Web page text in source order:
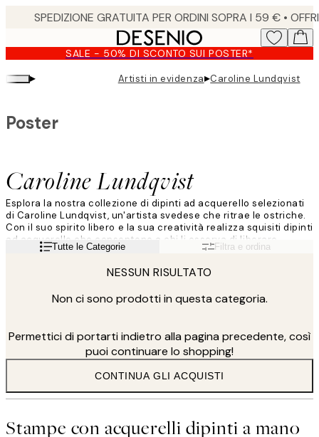
content.
SALE - 50% DI SCONTO SUI POSTER*
▸ Artisti in evidenza▸Caroline Lundqvist
Caroline Lundqvist
Poster
Esplora la nostra collezione di dipinti ad acquerello selezionati
di Caroline Lundqvist, un'artista svedese che ritrae le ostriche.
Con il suo spirito libero e la sua creatività realizza squisiti dipinti
ad acquerello che consentono a chi li osserva di liberare
l’immaginazione per un’interpretazione personale. Il suo gusto
Leggi di piùTutte le Categorie Filtra e ordina
NESSUN RISULTATO
Non ci sono prodotti in questa categoria.
Permettici di portarti indietro alla pagina precedente, così
puoi continuare lo shopping!
CONTINUA GLI ACQUISTI
Stampe con acquerelli dipinti a mano